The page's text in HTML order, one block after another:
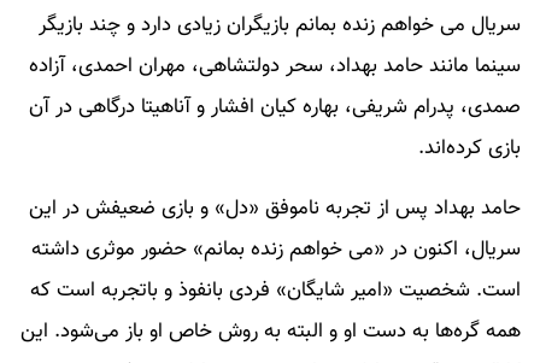
سریال می‌ خواهم زنده بمانم بازیگران زیادی دارد و چند بازیگر
سینما مانند حامد بهداد، سحر دولتشاهی، مهران احمدی، آزاده
صمدی، پدرام شریفی، بهاره کیان افشار و آناهیتا درگاهی در آن
بازی کرده‌اند.
حامد بهداد پس از تجربه ناموفق «دل» و بازی ضعیفش در این
سریال، اکنون در «می‌ خواهم زنده بمانم» حضور موثری داشته
است. شخصیت «امیر شایگان» فردی بانفوذ و باتجربه است که
همه گره‌ها به دست او و البته به روش خاص او باز می‌شود. این